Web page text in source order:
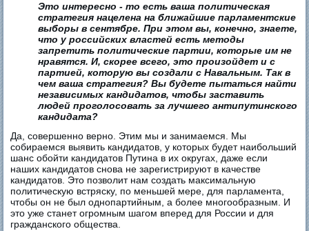
Это интересно - то есть ваша политическая
стратегия нацелена на ближайшие парламентские
выборы в сентябре. При этом вы, конечно, знаете,
что у российских властей есть методы
запретить политические партии, которые им не
нравятся. И, скорее всего, это произойдет и с
партией, которую вы создали с Навальным. Так в
чем ваша стратегия? Вы будете пытаться найти
независимых кандидатов, чтобы заставить
людей проголосовать за лучшего антипутинского
кандидата?
Да, совершенно верно. Этим мы и занимаемся. Мы
собираемся выявить кандидатов, у которых будет наибольший
шанс обойти кандидатов Путина в их округах, даже если
наших кандидатов снова не зарегистрируют в качестве
кандидатов. Это позволит нам создать максимальную
политическую встряску, по меньшей мере, для парламента,
чтобы он не был однопартийным, а более многообразным. И
это уже станет огромным шагом вперед для России и для
гражданского общества.